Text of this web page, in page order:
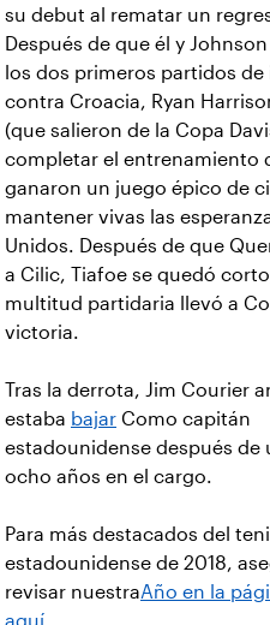
su debut al rematar un
Después de que él y
los dos primeros partidos
contra Croacia, Ryan
(que salieron de la Copa
completar el entrenamiento
ganaron un juego épico de
mantener vivas las
Unidos. Después de que
a Cilic, Tiafoe se quedó
multitud partidaria llevó a
victoria.
Tras la derrota, Jim Courier
estaba bajar Como capitán
estadounidense después de
ocho años en el cargo.
Para más destacados del
estadounidense de 2018,
revisar nuestraAño en la
aquí